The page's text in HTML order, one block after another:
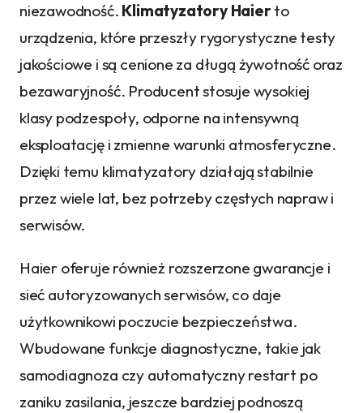
niezawodność. Klimatyzatory Haierto
urządzenia, które przeszły rygorystyczne testy
jakościowe i są cenione za długą żywotność oraz
bezawaryjność. Producent stosuje wysokiej
klasy podzespoły, odporne na intensywną
eksploatację i zmienne warunki atmosferyczne.
Dzięki temu klimatyzatory działają stabilnie
przez wiele lat, bez potrzeby częstych napraw i
serwisów.
Haier oferuje również rozszerzone gwarancje i
sieć autoryzowanych serwisów, co daje
użytkownikowi poczucie bezpieczeństwa.
Wbudowane funkcje diagnostyczne, takie jak
samodiagnoza czy automatyczny restart po
zaniku zasilania, jeszcze bardziej podnoszą